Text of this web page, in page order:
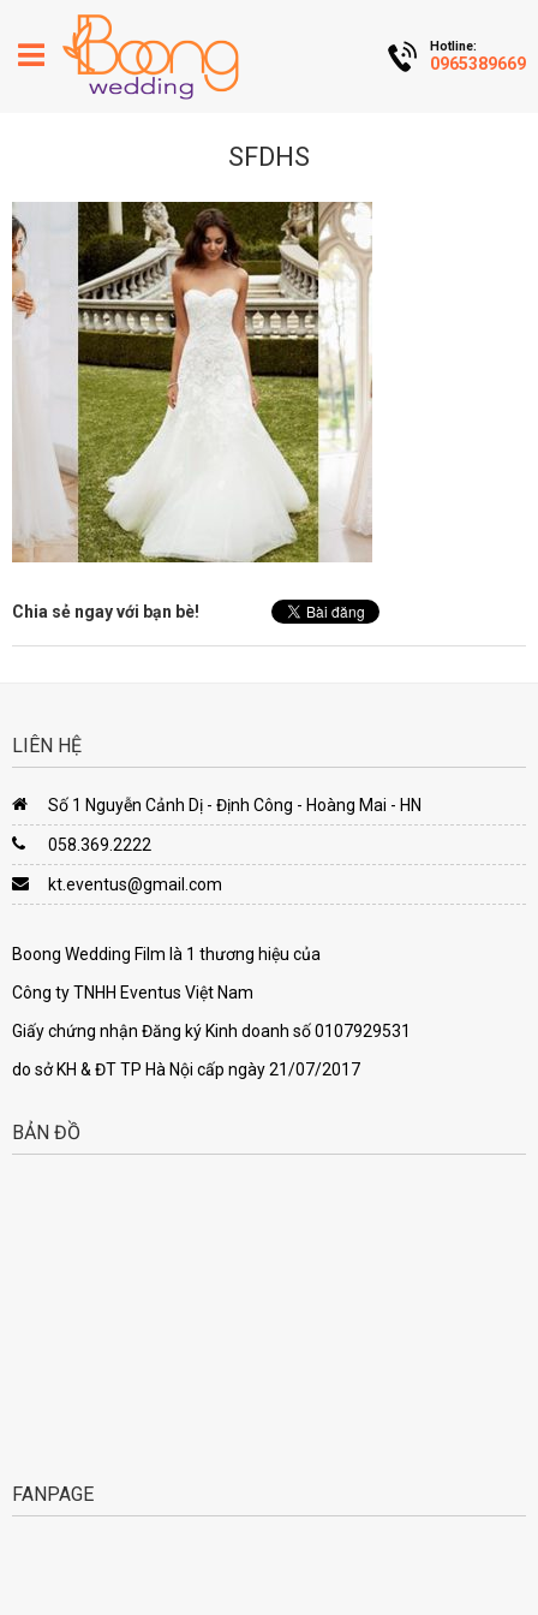
Hotline:
0965389669
SFDHS
Chia sẻ ngay với bạn bè!
LIÊN HỆ
Số 1 Nguyễn Cảnh Dị - Định Công - Hoàng Mai - HN
058.369.2222
kt.eventus@gmail.com
Boong Wedding Film là 1 thương hiệu của
Công ty TNHH Eventus Việt Nam
Giấy chứng nhận Đăng ký Kinh doanh số 0107929531
do sở KH & ĐT TP Hà Nội cấp ngày 21/07/2017
BẢN ĐỒ
FANPAGE